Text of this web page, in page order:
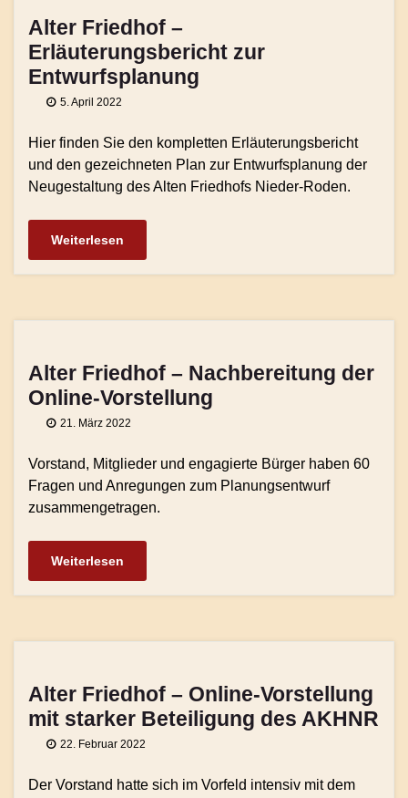
Alter Friedhof –
Erläuterungsbericht zur
Entwurfsplanung
5. April 2022
Hier finden Sie den kompletten Erläuterungsbericht
und den gezeichneten Plan zur Entwurfsplanung der
Neugestaltung des Alten Friedhofs Nieder-Roden.
Weiterlesen
Alter Friedhof – Nachbereitung der
Online-Vorstellung
21. März 2022
Vorstand, Mitglieder und engagierte Bürger haben 60
Fragen und Anregungen zum Planungsentwurf
zusammengetragen.
Weiterlesen
Alter Friedhof – Online-Vorstellung
mit starker Beteiligung des AKHNR
22. Februar 2022
Der Vorstand hatte sich im Vorfeld intensiv mit dem